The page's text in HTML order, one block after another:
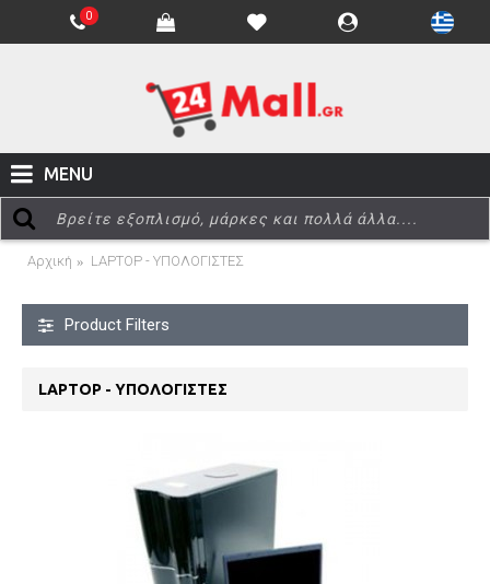
0
MENU
Αρχική LAPTOP - ΥΠΟΛΟΓΙΣΤΕΣ
Product Filters
LAPTOP - ΥΠΟΛΟΓΙΣΤΕΣ